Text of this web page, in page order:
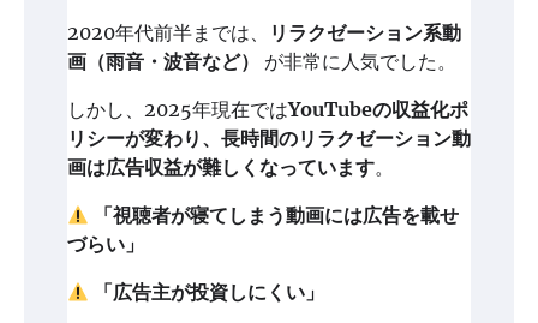
2020年代前半までは、
リラクゼーション系動
画（雨音・波音など）
が非常に人気でした。
しかし、2025年現在ではYouTubeの収益化ポ
リシーが変わり、長時間のリラクゼーション動
画は広告収益が難しくなっています。
「視聴者が寝てしまう動画には広告を載せ
づらい」
「広告主が投資しにくい」